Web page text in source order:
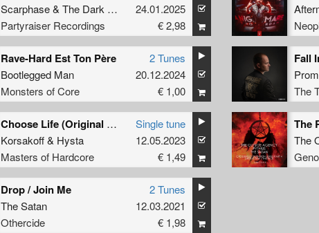
Scarphase& The Dark Horror
Partyraiser Recordings
24.01.2025
€ 2,98
Rave-Hard Est Ton Père
Bootlegged Man
Monsters of Core
2 Tunes
20.12.2024
€ 1,00
The
Choose Life (Original Mix)
Korsakoff& Hysta
Masters of Hardcore
Single tune
12.05.2023
€ 1,49
The
Drop / Join Me
The Satan
Othercide
2 Tunes
12.03.2021
€ 1,98